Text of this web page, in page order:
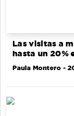
Las visitas a
hasta un 20%
Paula Montero -